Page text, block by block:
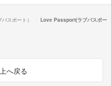
スポート）
Love Passport(ラブパスポー
へ戻る